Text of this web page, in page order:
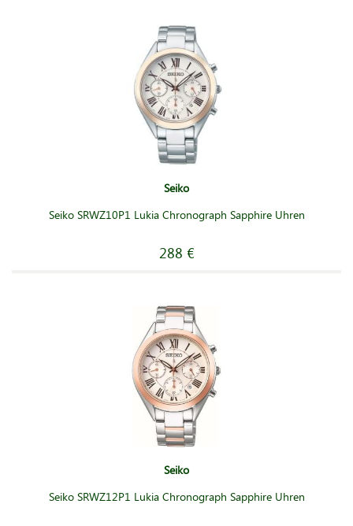
Seiko
Seiko SRWZ10P1 Lukia Chronograph Sapphire Uhren
288 €
Seiko
Seiko SRWZ12P1 Lukia Chronograph Sapphire Uhren